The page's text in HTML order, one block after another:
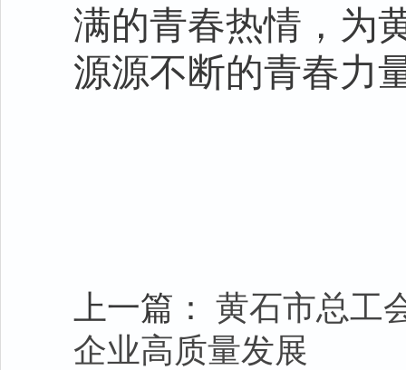
满的青春热情，为
源源不断的青春力
上一篇：
黄石市总工
企业高质量发展